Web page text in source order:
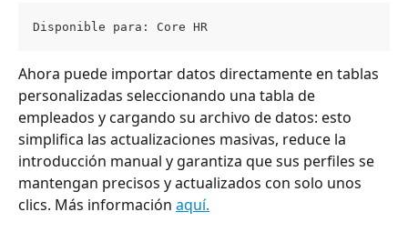
Disponible para: Core HR
Ahora puede importar datos directamente en tablas
personalizadas seleccionando una tabla de
empleados y cargando su archivo de datos: esto
simplifica las actualizaciones masivas, reduce la
introducción manual y garantiza que sus perfiles se
mantengan precisos y actualizados con solo unos
clics. Más información aquí.